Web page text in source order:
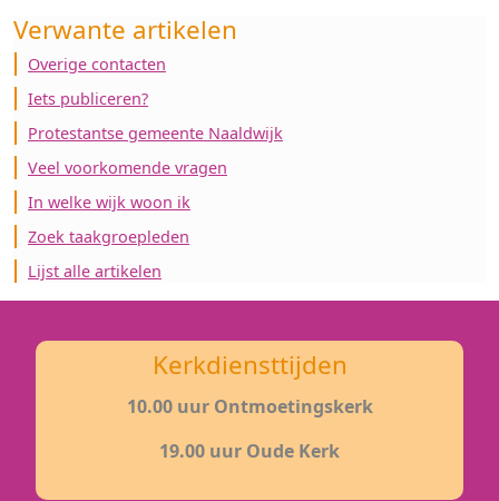
Verwante artikelen
Overige contacten
Iets publiceren?
Protestantse gemeente Naaldwijk
Veel voorkomende vragen
In welke wijk woon ik
Zoek taakgroepleden
Lijst alle artikelen
Kerkdiensttijden
10.00 uur Ontmoetingskerk
19.00 uur Oude Kerk